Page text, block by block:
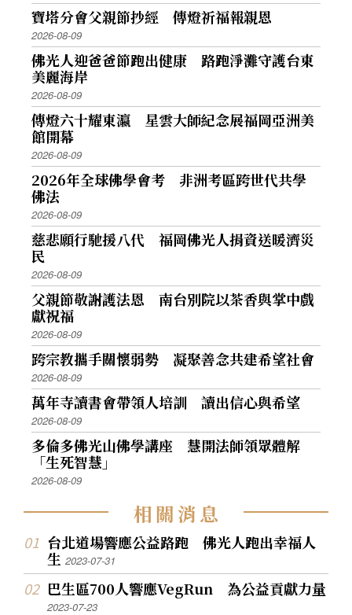
寶塔分會父親節抄經 傳燈祈福報親恩
2026-08-09
佛光人迎爸爸節跑出健康 路跑淨灘守護台東
美麗海岸
2026-08-09
傳燈六十耀東瀛 星雲大師紀念展福岡亞洲美
館開幕
2026-08-09
2026年全球佛學會考 非洲考區跨世代共學
佛法
2026-08-09
慈悲願行馳援八代 福岡佛光人捐資送暖濟災
民
2026-08-09
父親節敬謝護法恩 南台別院以茶香與掌中戲
獻祝福
2026-08-09
跨宗教攜手關懷弱勢 凝聚善念共建希望社會
2026-08-09
萬年寺讀書會帶領人培訓 讀出信心與希望
2026-08-09
多倫多佛光山佛學講座 慧開法師領眾體解
「生死智慧」
2026-08-09
相關消息
台北道場響應公益路跑 佛光人跑出幸福人
生2023-07-31
巴生區700人響應VegRun 為公益貢獻力量
2023-07-23